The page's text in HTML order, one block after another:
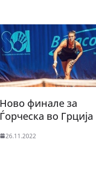
Ново финале за
Ѓорческа во Грција
26.11.2022